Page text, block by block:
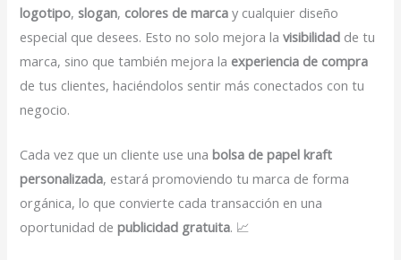
logotipo,slogan, colores de marca y cualquier diseño
especial que desees. Esto no solo mejora lavisibilidad de tu
marca, sino que también mejora la experiencia de compra
de tus clientes, haciéndolos sentir más conectados con tu
negocio.
Cada vez que un cliente use unabolsa de papel kraft
personalizada, estará promoviendo tu marca de forma
orgánica, lo que convierte cada transacción en una
oportunidad depublicidad gratuita. 📈